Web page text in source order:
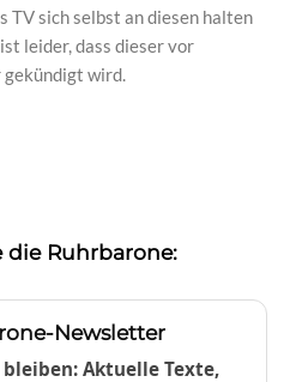
TV sich selbst an diesen halten
leider, dass dieser vor
wird.
die Ruhrbarone:
Newsletter
Aktuelle Texte,